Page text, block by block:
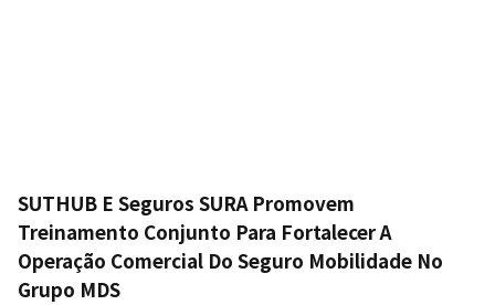
SUTHUB E Seguros SURA Promovem
Treinamento Conjunto Para Fortalecer A
Operação Comercial Do Seguro Mobilidade No
Grupo MDS